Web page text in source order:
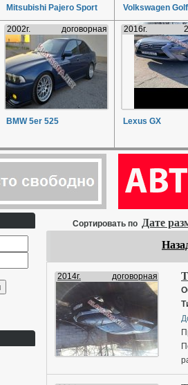
Mitsubishi Pajero Sport Volkswagen Golf
2002г. договорная
BMW 5er 525
2016г.
Lexus GX
Сортировать по Дате
2014г. договорная